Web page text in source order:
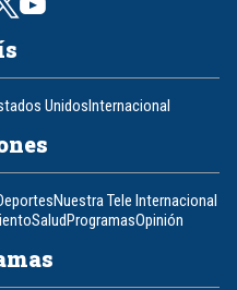
UnidosInternacional
Nuestra Tele Internacional
SaludProgramasOpinión